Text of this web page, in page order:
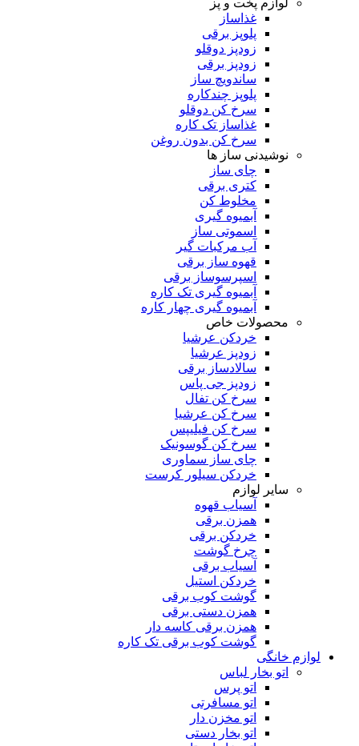
لوازم پخت و پز
غذاساز
پلوپز برقی
زودپز دوقلو
زودپز برقی
ساندویچ ساز
پلوپز چندکاره
سرخ کن دوقلو
غذاساز تک کاره
سرخ کن بدون روغن
نوشیدنی ساز ها
چای ساز
کتری برقی
مخلوط کن
آبمیوه گیری
اسموتی ساز
آب مرکبات گیر
قهوه ساز برقی
اسپرسوساز برقی
آبمیوه گیری تک کاره
آبمیوه گیری چهار کاره
محصولات خاص
خردکن عرشیا
زودپز عرشیا
سالادساز برقی
زودپز جی پاس
سرخ کن تفال
سرخ کن عرشیا
سرخ کن فیلیپس
سرخ کن گوسونیک
چای ساز سماوری
خردکن سیلور کرست
سایر لوازم
آسیاب قهوه
همزن برقی
خردکن برقی
چرخ گوشت
آسیاب برقی
خردکن استیل
گوشت کوب برقی
همزن دستی برقی
همزن برقی کاسه دار
گوشت کوب برقی تک کاره
لوازم خانگی
اتو بخار لباس
اتو پرس
اتو مسافرتی
اتو مخزن دار
اتو بخار دستی